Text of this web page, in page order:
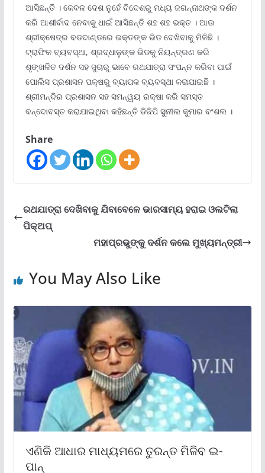
ଆସିଛନ୍ତି । କେବଳ ଦେଶ ନୁହେଁ ବିଦେଶରୁ ମଧ୍ୟ ଜଗନ୍ନାଥଙ୍କ ଦର୍ଶନ
କରି ଆଶୀର୍ବାଦ ନେବାକୁ ଧାଇଁ ଆସିଛନ୍ତି ଶହ ଶହ ଭକ୍ତ । ଆଉ
ଶ୍ରୀକ୍ଷେତ୍ର ବଡଦାଣ୍ଡରେ ଭକ୍ତଙ୍କ ଭିଡ ଦେଖିବାକୁ ମିଳିଛି ।
ଟ୍ରାଫିକ ବ୍ୟବସ୍ଥା, ଶ୍ରଦ୍ଧାଳୁଙ୍କ ଭିଡକୁ ନିୟନ୍ତ୍ରଣ କରି
ଶୃଙ୍ଖଳିତ ଦର୍ଶନ ସହ ସୁଚାରୁ ଭାବେ ରଥଯାତ୍ରା ସଂପନ୍ନ କରିବା ପାଇଁ
ପୋଲିସ ପ୍ରଶାସନ ପକ୍ଷରୁ ବ୍ୟାପକ ବ୍ୟବସ୍ଥା କରାଯାଇଛି ।
ଶ୍ରୀମନ୍ଦିର ପ୍ରଶାସନ ସହ ସମନ୍ୱୟ ରକ୍ଷା କରି ସମସ୍ତ
ବନ୍ଦୋବସ୍ତ କରାଯାଇଥିବା କହିଛନ୍ତି ଡିଜିପି ସୁନୀଲ କୁମାର ବଂଶଲ ।
Share
ରଥଯାତ୍ରା ଦେଖିବାକୁ ଯିବାବେଳେ ଭାରସାମ୍ୟ ହରାଇ ଓଲଟିଲା
ପିକ୍ଅ‌ପ୍‌
ମହାପ୍ରଭୁଙ୍କୁ ଦର୍ଶନ କଲେ ମୁଖ୍ୟମନ୍ତ୍ରୀ
You May Also Like
ଏଣିକି ଆଧାର ମାଧ୍ୟମରେ ତୁରନ୍ତ ମିଳିବ ଇ-
ପାନ୍